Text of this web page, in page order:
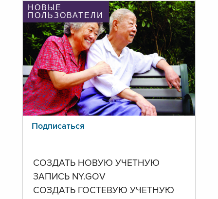
НОВЫЕ
ПОЛЬЗОВАТЕЛИ
Подписаться
СОЗДАТЬ НОВУЮ УЧЕТНУЮ
ЗАПИСЬ NY.GOV
СОЗДАТЬ ГОСТЕВУЮ УЧЕТНУЮ